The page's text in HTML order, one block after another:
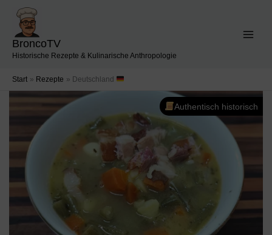
Inhalt
springen
BroncoTV
Historische Rezepte & Kulinarische Anthropologie
Start Rezepte Deutschland
Authentisch historisch